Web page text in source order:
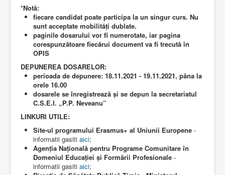
*Notă:
fiecare candidat poate participa la un singur curs. Nu
sunt acceptate mobilități dublate.
paginile dosarului vor fi numerotate, iar pagina
corespunzătoare fiecărui document va fi trecută în
OPIS
DEPUNEREA DOSARELOR:
perioada de depunere: 18.11.2021 - 19.11.2021, pâna la
orele 16.00
dosarele se înregistrează și se depun la secretariatul
C.S.E.I. „P.P. Neveanu”
LINKURI UTILE:
Site-ul programului Erasmus+ al Uniunii Europene -
informatii gasiti aici;
Agenția Națională pentru Programe Comunitare în
Domeniul Educației și Formării Profesionale -
informatii gasiti aici;